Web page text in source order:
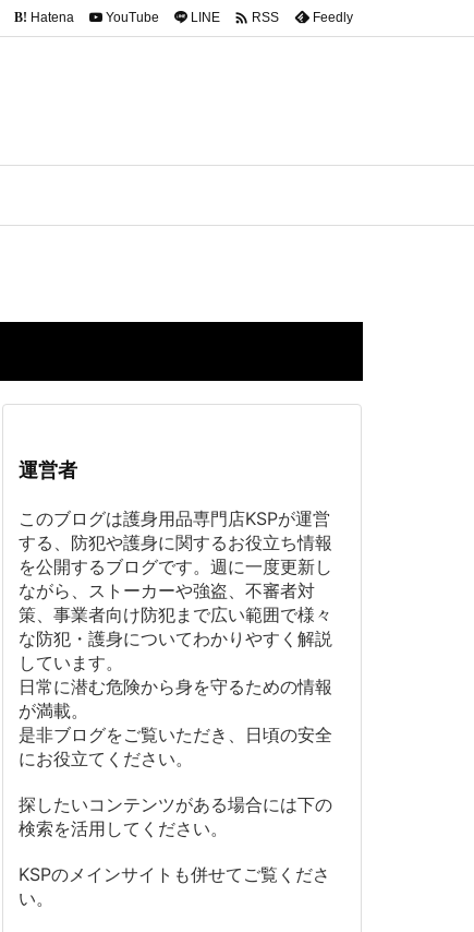
B! Hatena YouTube LINE  RSS Feedly
運営者
このブログは護身用品専門店KSPが運営
する、防犯や護身に関するお役立ち情報
を公開するブログです。週に一度更新し
ながら、ストーカーや強盗、不審者対
策、事業者向け防犯まで広い範囲で様々
な防犯・護身についてわかりやすく解説
しています。
日常に潜む危険から身を守るための情報
が満載。
是非ブログをご覧いただき、日頃の安全
にお役立てください。
探したいコンテンツがある場合には下の
検索を活用してください。
KSPのメインサイトも併せてご覧くださ
い。